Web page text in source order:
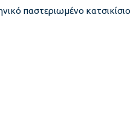
παστεριωμένο κατσικίσιο